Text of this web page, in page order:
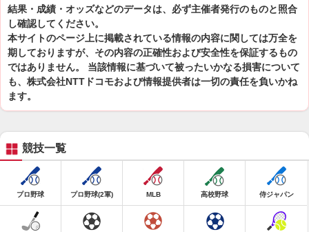
結果・成績・オッズなどのデータは、必ず主催者発行のものと照合
し確認してください。
本サイトのページ上に掲載されている情報の内容に関しては万全を
期しておりますが、その内容の正確性および安全性を保証するもの
ではありません。 当該情報に基づいて被ったいかなる損害について
も、株式会社NTTドコモおよび情報提供者は一切の責任を負いかね
ます。
競技一覧
プロ野球 プロ野球(2軍) MLB 高校野球 侍ジャパン